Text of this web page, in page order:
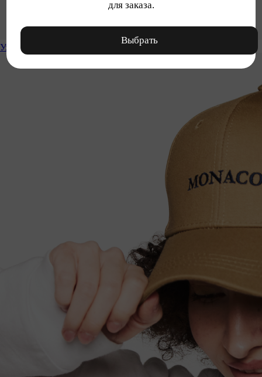
Уход
для заказа.
Выбрать